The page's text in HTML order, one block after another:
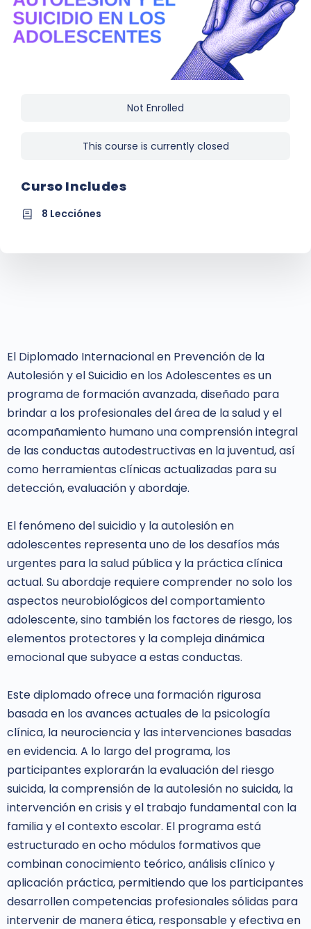
El Diplomado Internacional en Prevención de la
Autolesión y el Suicidio en los Adolescentes es un
programa de formación avanzada, diseñado para
brindar a los profesionales del área de la salud y el
acompañamiento humano una comprensión integral
de las conductas autodestructivas en la juventud, así
como herramientas clínicas actualizadas para su
detección, evaluación y abordaje.
El fenómeno del suicidio y la autolesión en
adolescentes representa uno de los desafíos más
urgentes para la salud pública y la práctica clínica
actual. Su abordaje requiere comprender no solo los
aspectos neurobiológicos del comportamiento
adolescente, sino también los factores de riesgo, los
elementos protectores y la compleja dinámica
emocional que subyace a estas conductas.
Este diplomado ofrece una formación rigurosa
basada en los avances actuales de la psicología
clínica, la neurociencia y las intervenciones basadas
en evidencia. A lo largo del programa, los
participantes explorarán la evaluación del riesgo
suicida, la comprensión de la autolesión no suicida, la
intervención en crisis y el trabajo fundamental con la
familia y el contexto escolar. El programa está
estructurado en ocho módulos formativos que
combinan conocimiento teórico, análisis clínico y
aplicación práctica, permitiendo que los participantes
desarrollen competencias profesionales sólidas para
intervenir de manera ética, responsable y efectiva en
Not Enrolled
This course is currently closed
Curso Includes
8 Lecciónes